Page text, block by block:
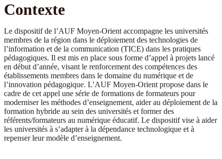
Contexte
Le dispositif de l’AUF Moyen-Orient accompagne les universités
membres de la région dans le déploiement des technologies de
l’information et de la communication (TICE) dans les pratiques
pédagogiques. Il est mis en place sous forme d’appel à projets lancé
en début d’année, visant le renforcement des compétences des
établissements membres dans le domaine du numérique et de
l’innovation pédagogique. L’AUF Moyen-Orient propose dans le
cadre de cet appel une série de formations de formateurs pour
moderniser les méthodes d’enseignement, aider au déploiement de la
formation hybride au sein des universités et former des
référents/formateurs au numérique éducatif. Le dispositif vise à aider
les universités à s’adapter à la dépendance technologique et à
repenser leur modèle d’enseignement.